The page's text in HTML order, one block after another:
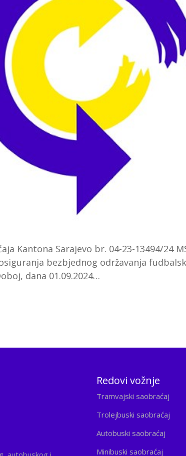
Kantona Sarajevo br. 04-23-13494/24
bezbjednog održavanja
dana 01.09.2024…
Redovi vožnje
Tramvajski saobraćaj
Trolejbuski saobraćaj
Autobuski saobraćaj
Minibuski saobraćaj